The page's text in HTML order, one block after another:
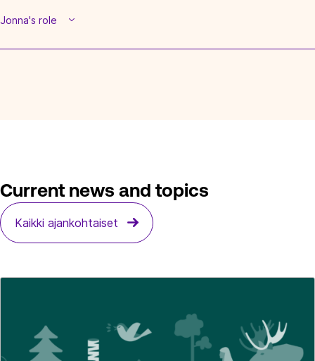
Jonna's role
Current news and topics
Kaikki ajankohtaiset